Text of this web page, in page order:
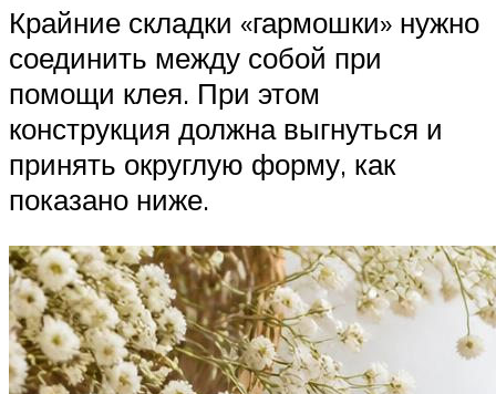
Крайние складки «гармошки» нужно
соединить между собой при
помощи клея. При этом
конструкция должна выгнуться и
принять округлую форму, как
показано ниже.